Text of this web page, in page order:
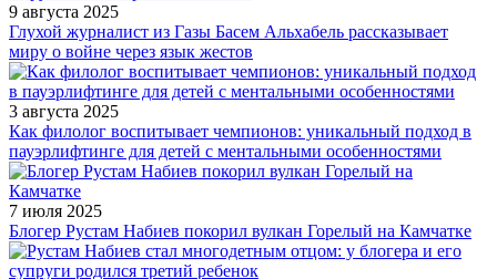
9 августа 2025
Глухой журналист из Газы Басем Альхабель рассказывает
миру о войне через язык жестов
3 августа 2025
Как филолог воспитывает чемпионов: уникальный подход в
пауэрлифтинге для детей с ментальными особенностями
7 июля 2025
Блогер Рустам Набиев покорил вулкан Горелый на Камчатке